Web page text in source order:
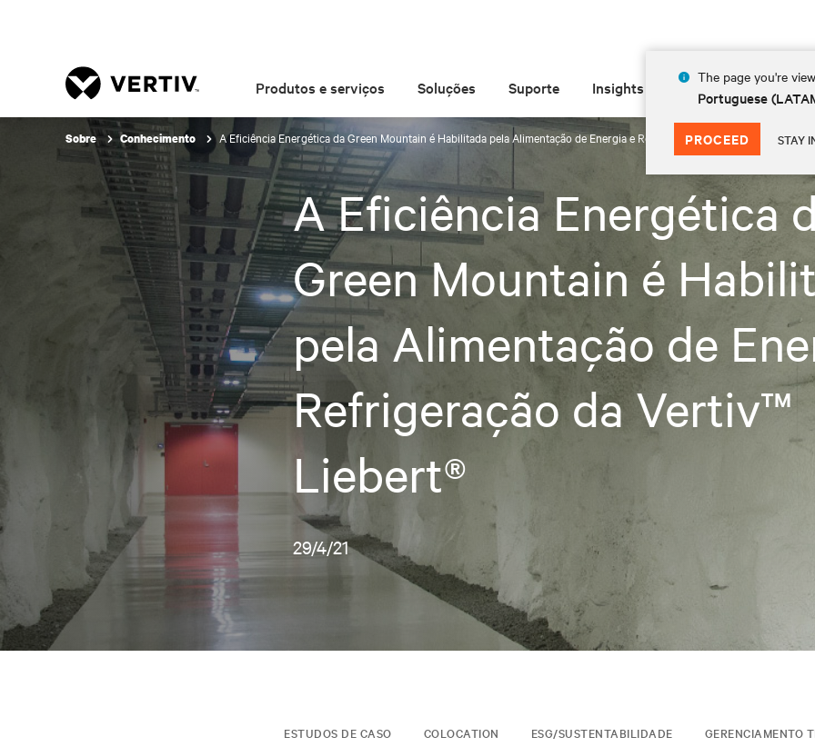
The page you're
Portuguese
PROCEED STAY
Produtos e serviços Soluções Suporte Insights Sobre
Sobre Conhecimento A Eficiência Energética da Green Mountain é Habilitada pela Alimentação de Energia e Refrigeração da Vertiv™ Liebert®
A Eficiência Energética
Green Mountain é
pela Alimentação de
Refrigeração da Vertiv™
Liebert®
29/4/21
ESTUDOS DE CASO COLOCATION ESG/SUSTENTABILIDADE GERENCIAMENTO